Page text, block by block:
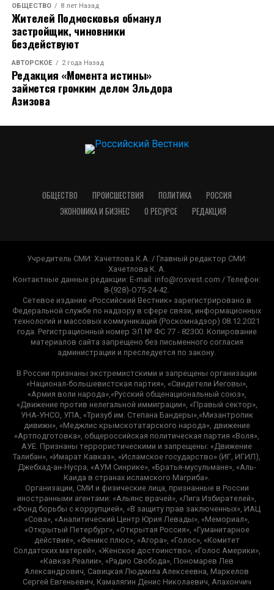
ОБЩЕСТВО 8 лет Назад
Жителей Подмосковья обманул
застройщик, чиновники
бездействуют
АВТОРСКОЕ 2 года Назад
Редакция «Момента истины»
займется громким делом Эльдора
Азизова
ОБЩЕСТВО ПРОИСШЕСТВИЯ ПОЛИТИКА
РОССИЯ
ЭКОНОМИКА И БИЗНЕС
О РЕСУРСЕ РЕДАКЦИЯ
Учредитель СМИ: Хачетлова К.А. / Главный редактор СМИ:
Xaчeтлoвa K. A.
Контактные данные редакции: E-mail: info@rosvest.com / Телефон:
8-(928)-O75-24-42.
Сетевое издание «Российский Вестник» зарегистрировано в
Федеральной службе по надзору в сфере связи, информационных
технологий и массовых коммуникаций (Роскомнадзор) 08.12.2021
года. Регистрационный номер ЭЛ № ФС 77 - 82300. Копирование
материалов сайта запрещено без письменного согласия
администрации и преследуется по закону.
В России признаны экстремистскими и запрещены организации
«Национал-большевистская партия», «Свидетели Иеговы»,
«Армия воли народа»,«Русский общенациональный союз»,
«Движение против нелегальной иммиграции», «Правый сектор»,
УНА-УНСО, УПА, «Тризуб им. Степана Бандеры»,«Мизантропик
дивижн», «Меджлис крымскотатарского народа», движение
«Артподготовка», общероссийская политическая партия «Воля»,
АУЕ. Признаны террористическими и запрещены: «Движение
Талибан», «Имарат Кавказ», «Исламское государство» (ИГ, ИГИЛ),
Джебхад-ан-Нусра, «АУМ Синрике», «Братья-мусульмане», «Аль-
Каида в странах исламского Магриба».
Организации, СМИ и физические лица, признанные в России
иностранными агентами: «Альянс врачей», «Лига Избирателей»,
«Фонд борьбы с коррупцией», «В защиту прав заключенных», ИАЦ
«Сова», «Аналитический Центр Юрия Левады», «Мемориал»,
«Открытый Петербург», «Открытая Россия», «Гуманитарное
действие», «Феникс плюс», «Агора», «Голос», «Комитет
Солдатских матерей», «Женское достоинство», «Голос Америки»,
«Кавказ.Реалии», «Радио Свобода», Пономарев Лев
Александрович, Савицкая Людмила Алексеевна, Маркелов
Сергей Евгеньевич, Камалягин Денис Николаевич, Апахончич